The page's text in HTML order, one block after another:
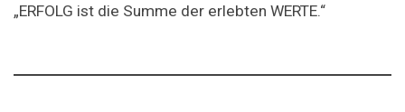
„ERFOLG ist die Summe der erlebten WERTE.“